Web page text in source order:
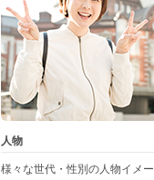
人物
様々な世代・性別の人物イメー